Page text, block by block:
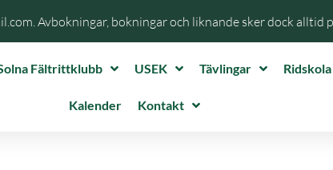
Avbokningar, bokningar och liknande sker dock alltid
Fältrittklubb USEK Tävlingar Ridskola
Kalender Kontakt